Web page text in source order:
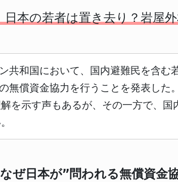
本の若者は置き去り？岩屋
共和国において、国内避難民を含む
無償資金協力を行うことを発表した
を示す声もあるが、その一方で、
日本が”問われる無償資金